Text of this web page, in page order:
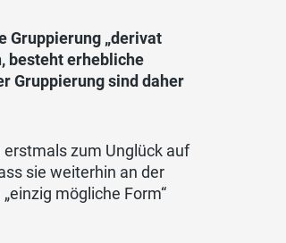
Gruppierung „derivat
besteht erhebliche
Gruppierung sind daher
zum Unglück auf
sie weiterhin an der
mögliche Form“